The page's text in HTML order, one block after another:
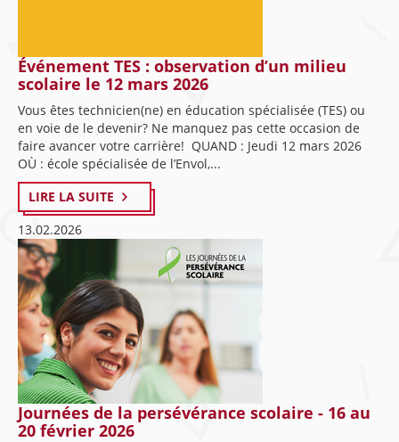
Événement TES : observation d’un milieu
scolaire le 12 mars 2026
Vous êtes technicien(ne) en éducation spécialisée (TES) ou
en voie de le devenir? Ne manquez pas cette occasion de
faire avancer votre carrière! QUAND : Jeudi 12 mars 2026
OÙ : école spécialisée de l’Envol,...
LIRE LA SUITE
13.02.2026
Journées de la persévérance scolaire - 16 au
20 février 2026